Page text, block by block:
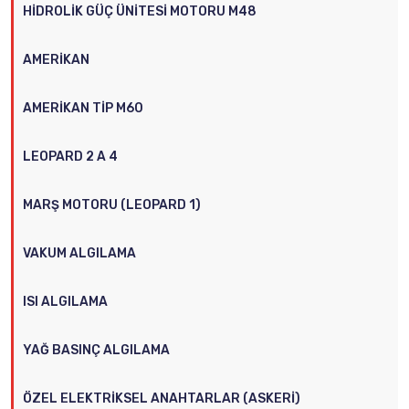
HIDROLIK GÜÇ ÜNITESI MOTORU M48
AMERIKAN
AMERIKAN TIP M60
LEOPARD 2 A 4
MARŞ MOTORU (LEOPARD 1)
VAKUM ALGILAMA
ISI ALGILAMA
YAĞ BASINÇ ALGILAMA
ÖZEL ELEKTRIKSEL ANAHTARLAR (ASKERI)